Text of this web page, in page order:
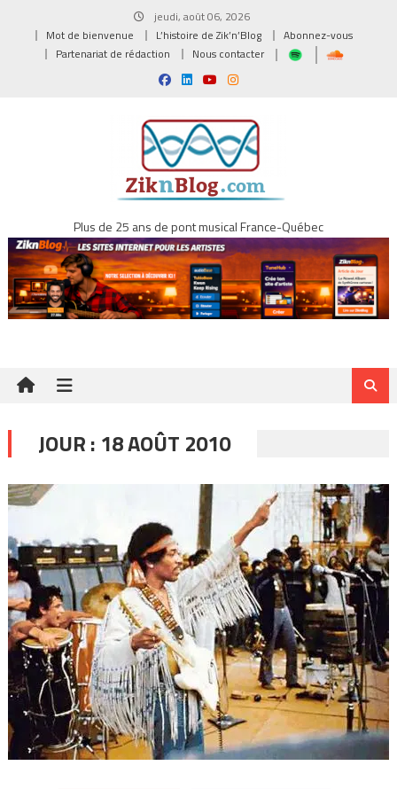
jeudi, août 06, 2026
Mot de bienvenue
L’histoire de Zik’n’Blog
Abonnez-vous
Partenariat de rédaction
Nous contacter
Plus de 25 ans de pont musical France-Québec
JOUR : 18 AOÛT 2010